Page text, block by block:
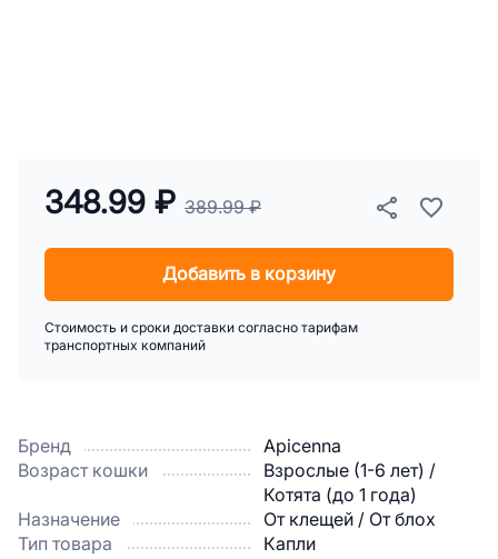
Бренд
Apicenna
Возраст кошки
Взрослые (1-6 лет) /
Котята (до 1 года)
Назначение
От клещей / От блох
Тип товара
Капли
348.99 ₽ 389.99 ₽
Добавить в корзину
Стоимость и сроки доставки согласно тарифам
транспортных компаний